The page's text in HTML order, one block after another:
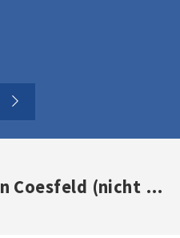
Wohnung zur Miete in Coesfeld (nicht mehr verfügbar)